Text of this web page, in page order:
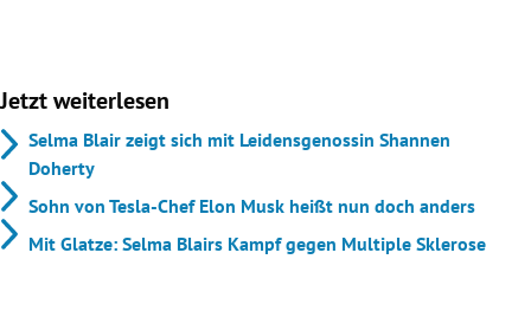
Jetzt weiterlesen
Selma Blair zeigt sich mit Leidensgenossin Shannen
Doherty
Sohn von Tesla-Chef Elon Musk heißt nun doch anders
Mit Glatze: Selma Blairs Kampf gegen Multiple Sklerose